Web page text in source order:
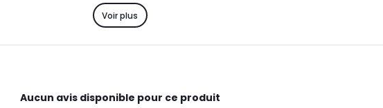
Voir plus
Aucun avis disponible pour ce produit